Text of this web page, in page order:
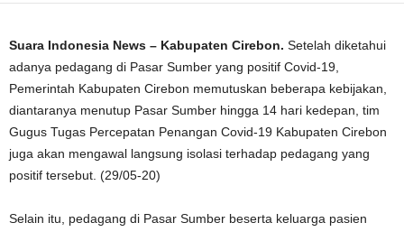
Suara Indonesia News – Kabupaten Cirebon. Setelah diketahui
adanya pedagang di Pasar Sumber yang positif Covid-19,
Pemerintah Kabupaten Cirebon memutuskan beberapa kebijakan,
diantaranya menutup Pasar Sumber hingga 14 hari kedepan, tim
Gugus Tugas Percepatan Penangan Covid-19 Kabupaten Cirebon
juga akan mengawal langsung isolasi terhadap pedagang yang
positif tersebut. (29/05-20)
Selain itu, pedagang di Pasar Sumber beserta keluarga pasien